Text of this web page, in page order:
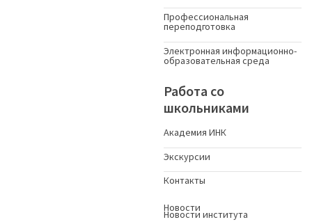
Профессиональная
переподготовка
Электронная информационно-
образовательная среда
Работа со
школьниками
Академия ИНК
Экскурсии
Контакты
Новости
Новости института